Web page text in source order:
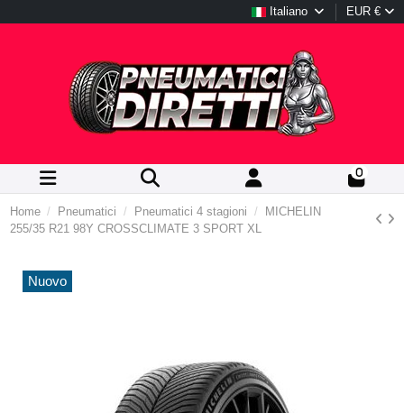
Italiano EUR €
0
Home Pneumatici Pneumatici 4 stagioni
MICHELIN
255/35 R21 98Y CROSSCLIMATE 3 SPORT XL
Nuovo